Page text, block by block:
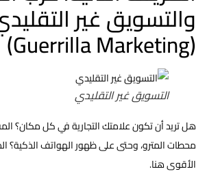
والتسويق غير
(Guerrilla Marketing)
التسويق غير التقليدي
هل تريد أن تكون علامتك التجارية في كل مكان؟
محطات المترو، وحتى على ظهور الهواتف
الأقوى هنا.